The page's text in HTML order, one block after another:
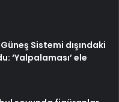
Sistemi dışındaki
‘Yalpalaması’ ele